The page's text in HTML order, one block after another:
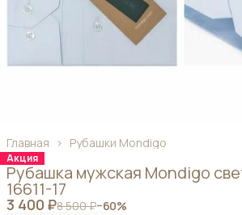
Рубашки Mondigo
Главная ›
Акция
Рубашка мужская Mondigo
16611-17
3 400 ₽8 500 ₽−60%